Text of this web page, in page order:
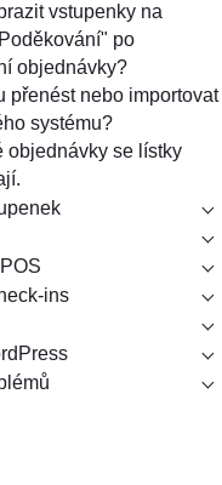
vstupenky na
po
objednávky?
přenést nebo importovat
systému?
objednávky se lístky
ins